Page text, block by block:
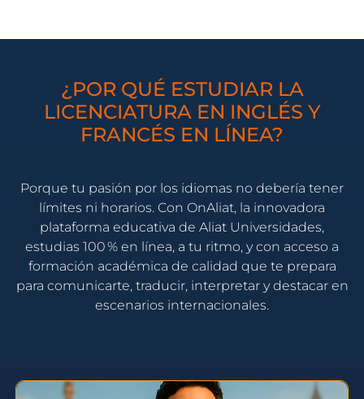
¿POR QUÉ ESTUDIAR LA
LICENCIATURA EN INGLÉS Y
FRANCÉS EN LÍNEA?
Porque tu pasión por los idiomas no debería tener
límites ni horarios. Con OnAliat, la innovadora
plataforma educativa de Aliat Universidades,
estudias 100 % en línea, a tu ritmo, y con acceso a
formación académica de calidad que te prepara
para comunicarte, traducir, interpretar y destacar en
escenarios internacionales.